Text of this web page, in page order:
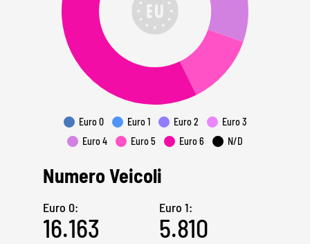
Euro 0 Euro 1 Euro 2
Euro 3
Euro 4
Euro 5 Euro 6 N/D
Numero Veicoli
Euro 0:
16.163
Euro 1:
5.810